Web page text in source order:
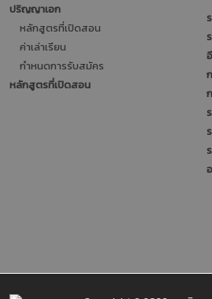
ปริญญาเอก
หลักสูตรที่เปิดสอน
ค่าเล่าเรียน
กำหนดการรับสมัคร
หลักสูตรที่เปิดสอน